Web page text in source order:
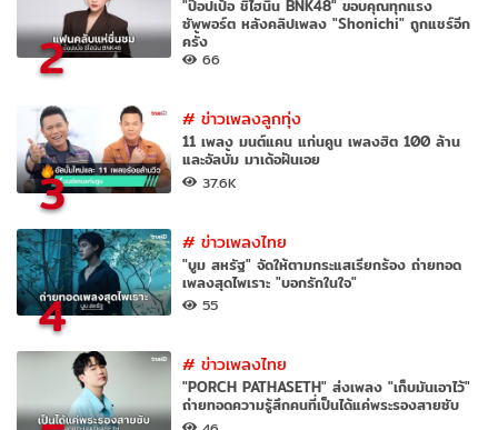
2
"ป๊อปเป้อ ชิไฮนิน BNK48" ขอบคุณทุกแรง
ซัพพอร์ต หลังคลิปเพลง "Shonichi" ถูกแชร์อีก
ครั้ง
66
3
#ข่าวเพลงลูกทุ่ง
11 เพลง มนต์แคน แก่นคูน เพลงฮิต 100 ล้าน
และอัลบั้ม มาเด้อฝันเอย
37.6K
4
#ข่าวเพลงไทย
"บูม สหรัฐ" จัดให้ตามกระแสเรียกร้อง ถ่ายทอด
เพลงสุดไพเราะ "บอกรักในใจ"
55
#ข่าวเพลงไทย
"PORCH PATHASETH" ส่งเพลง "เก็บมันเอาไว้"
ถ่ายทอดความรู้สึกคนที่เป็นได้แค่พระรองสายซับ